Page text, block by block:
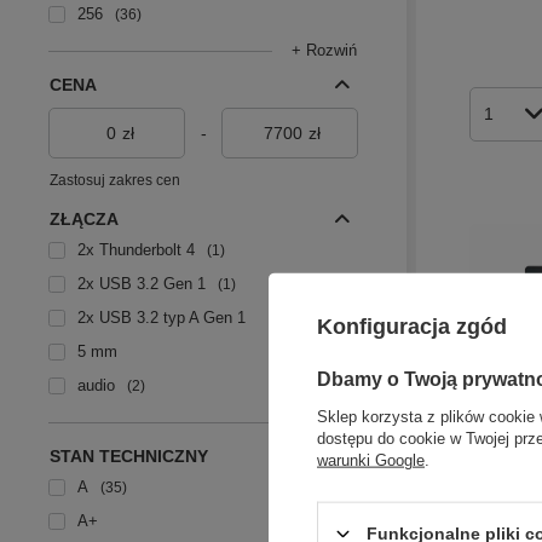
256
36
+ Rozwiń
CENA
zł - zł
Zastosuj zakres cen
ZŁĄCZA
2x Thunderbolt 4 1
2x USB 3.2 Gen 1 1
2x USB 3.2 typ A Gen 1
5 mm
audio
2
+ Rozwiń
STAN TECHNICZNY
A 35
A+
Ilość
Konfiguracja zgód
Dbamy o Twoją
Sklep korzysta z plików cookie
dostępu do cookie w Twojej
warunki Google
Funkcjonalne pliki